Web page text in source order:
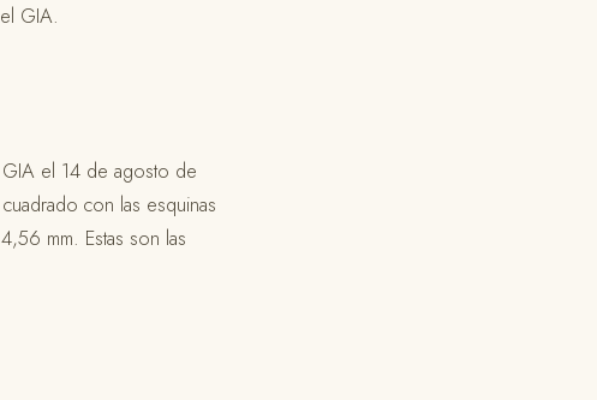
GIA.
el 14 de agosto de
con las esquinas
mm. Estas son las